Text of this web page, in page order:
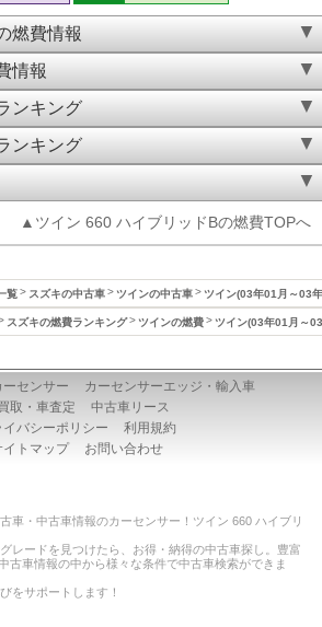
燃費情報
情報
ンキング
ンキング
▲ツイン 660 ハイブリッドBの燃費TOPへ
覧 スズキの中古車 ツインの中古車 ツイン(03年01月～03
スズキの燃費ランキング ツインの燃費 ツイン(03年01月～
センサー
カーセンサーエッジ・輸入車
取・車査定
中古車リース
イバシーポリシー
利用規約
イトマップ
お問い合わせ
車・中古車情報のカーセンサー！ツイン 660 ハイブリ
レードを見つけたら、お得・納得の中古車探し。豊富
古車情報の中から様々な条件で中古車検索ができま
をサポートします！